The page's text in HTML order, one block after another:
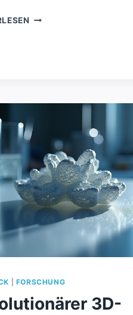
REVOLUTIONIERE
FUNKTION
FORSCHUNG
3D-